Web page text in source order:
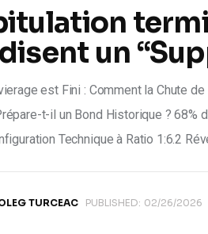
un
est Fini : Comment la Chute
t-il un Bond Historique ? 68%
Technique à Ratio 1:6.2
TURCEAC PUBLISHED: 02/26/2026